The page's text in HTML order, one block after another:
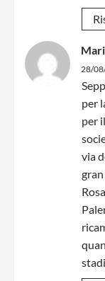
28/
per
per
via